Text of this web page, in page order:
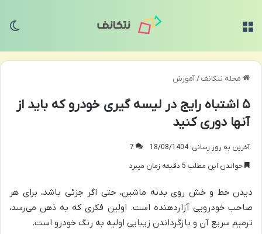
مجله نتکانف/آموزش
۵ اشتباه رایج در لیسه گیری خودرو که باید از
آنها دوری کنید
آخرین به روز رسانی: 18/08/1404
7
خواندن این مطلب 5 دقیقه زمان میبرد
دیدن خط و خش روی بدنه ماشین، حتی اگر جزئی باشد، برای هر
صاحب خودرویی آزاردهنده است. اولین فکری که به ذهن می‌رسد،
ترمیم سریع آن و بازگرداندن زیبایی اولیه به رنگ خودرو است.